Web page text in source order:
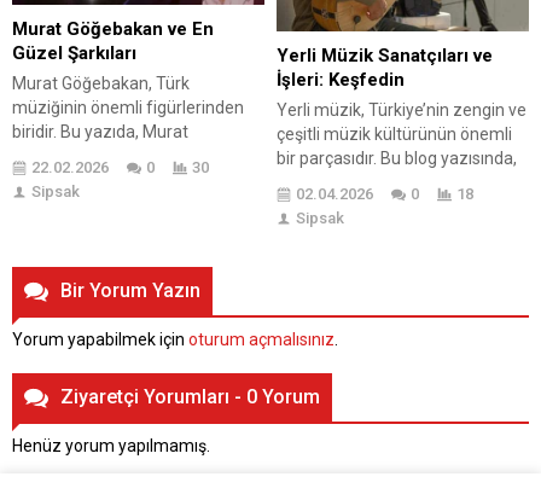
bir hikaye...
Murat Göğebakan ve En
Güzel Şarkıları
Murat Göğebakan, Türk
müziğinin önemli figürlerinden
biridir. Bu yazıda, Murat
şarkılarındaki temalar, en iyi
eserleri ve müzik kariyeri üzerine
derin bir etki bırakmıştır. Murat
Göğebakan’ın müzikal yolculuğu,
müzikseverler için ilham verici bir
örnek teşkil etmektedir. Yazının...
22.02.2026 0
30
Sipsak
Yerli Müzik Sanatçıları ve
İşleri: Keşfedin
Yerli müzik, Türkiye’nin zengin ve
çeşitli müzik kültürünün önemli
bir parçasıdır. Bu blog yazısında,
önemi ele alınmakta, özellikle
öne çıkan yerli müzik sanatçıları
geleneksel ve modern öğelerin
nasıl bir bütün oluşturduğu
vurgulanmaktadır. Yerli müzik...
02.04.2026 0
18
Sipsak
Bir Yorum Yazın
Yorum yapabilmek için oturum açmalısınız
Ziyaretçi Yorumları - 0 Yorum
Henüz yorum yapılmamış.